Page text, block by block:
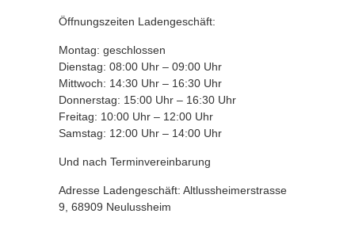
Öffnungszeiten Ladengeschäft:
Montag: geschlossen
Dienstag: 08:00 Uhr – 09:00 Uhr
Mittwoch: 14:30 Uhr – 16:30 Uhr
Donnerstag: 15:00 Uhr – 16:30 Uhr
Freitag: 10:00 Uhr – 12:00 Uhr
Samstag: 12:00 Uhr – 14:00 Uhr
Und nach Terminvereinbarung
Adresse Ladengeschäft: Altlussheimerstrasse
9, 68909 Neulussheim